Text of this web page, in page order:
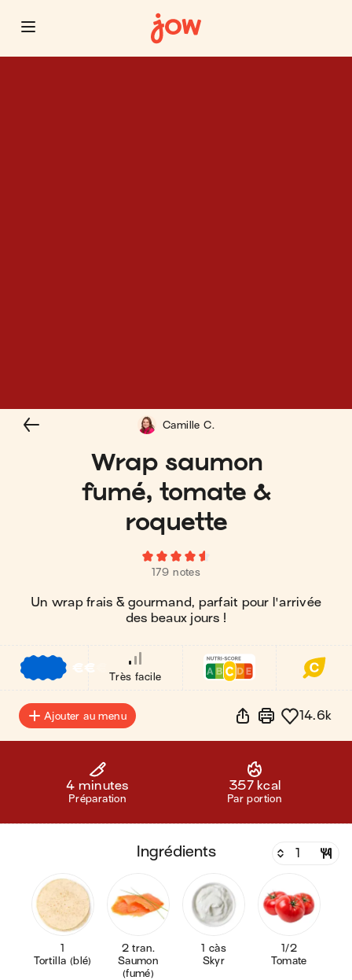
Wrap saumon
fumé, tomate &
roquette
179 notes
Un wrap frais & gourmand, parfait pour l'arrivée
des beaux jours !
Camille C.
€€
Très facile
Ajouter au menu 14.6k
4 minutes
Préparation
357 kcal
Par portion
ingrédients
1
Tortilla (blé)
2 tran.
Saumon
(fumé)
1 càs
Skyr
1/2
Tomate